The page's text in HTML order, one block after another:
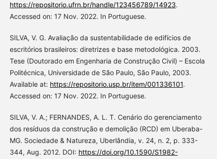
https://repositorio.ufrn.br/handle/123456789/14923.
Accessed on: 17 Nov. 2022. In Portuguese.
SILVA, V. G. Avaliação da sustentabilidade de edifícios de
escritórios brasileiros: diretrizes e base metodológica. 2003.
Tese (Doutorado em Engenharia de Construção Civil) – Escola
Politécnica, Universidade de São Paulo, São Paulo, 2003.
Available at: https://repositorio.usp.br/item/001336101.
Accessed on: 17 Nov. 2022. In Portuguese.
SILVA, V. A.; FERNANDES, A. L. T. Cenário do gerenciamento
dos resíduos da construção e demolição (RCD) em Uberaba-
MG. Sociedade & Natureza, Uberlândia, v. 24, n. 2, p. 333-
344, Aug. 2012. DOI: https://doi.org/10.1590/S1982-